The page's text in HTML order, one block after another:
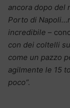
ancora dopo del
Porto di
incredibile –
con dei coltelli
come un pazzo
agilmente le 15
poco”.